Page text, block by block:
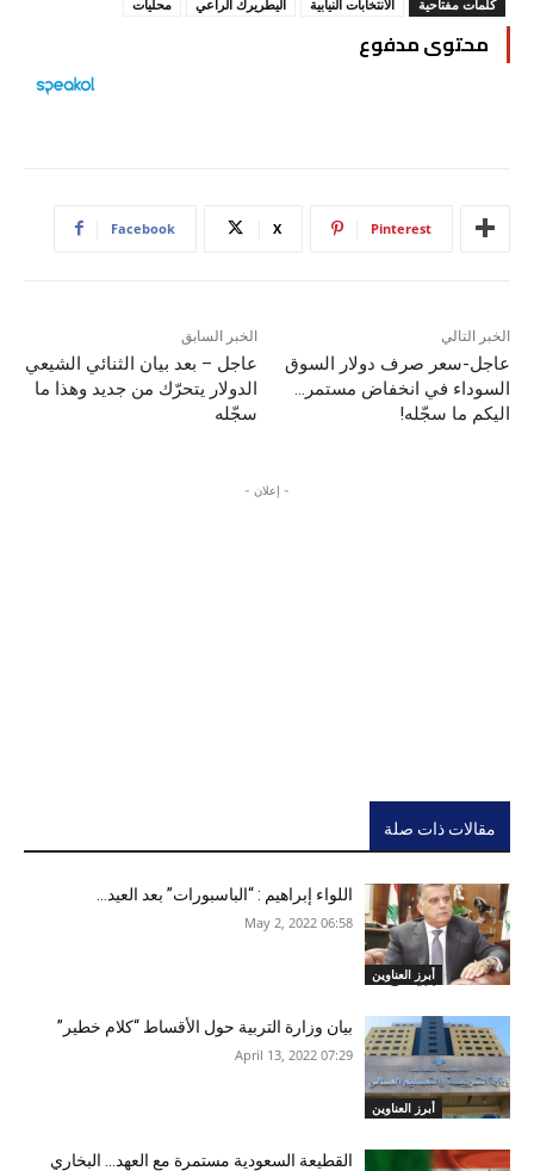
كلمات مفتاحية الانتخابات النيابية اليطريرك الراعي محليات
محتوى مدفوع
Facebook X Pinterest
الخبر السابق
عاجل – بعد بيان الثنائي الشيعي
الدولار يتحرّك من جديد وهذا ما
سجّله
الخبر التالي
عاجل-سعر صرف دولار السوق
السوداء في انخفاض مستمر…
اليكم ما سجّله!
- إعلان -
مقالات ذات صلة
أبرز العناوين
اللواء إبراهيم : “الباسبورات” بعد العيد…
06:58 2022 ,May 2
أبرز العناوين
بيان وزارة التربية حول الأقساط “كلام خطير”
07:29 2022 ,April 13
القطيعة السعودية مستمرة مع العهد… البخاري